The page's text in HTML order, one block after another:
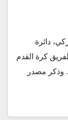
دائرة
كرة القدم
وذكر مصدر